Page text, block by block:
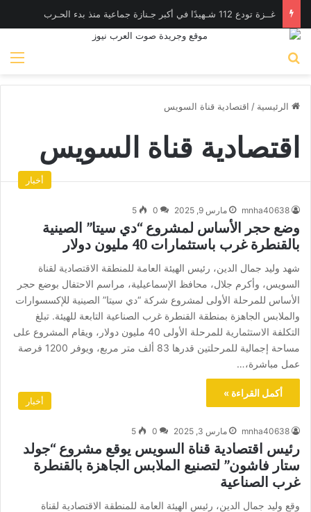
غــزة تودع 112 شـهيدًا في أكبر جـنازة جماعية منذ بدء الحـرب
الرئيسية / اقتصادية قناة السويس
اقتصادية قناة السويس
أخبار
mnha40638 مارس 9, 2025 0
5
وضع حجر الأساس لمشروع “دي سيتا” الصينية
بالقنطرة غرب باستثمارات 40 مليون دولار
شهد وليد جمال الدين، رئيس الهيئة العامة للمنطقة الاقتصادية لقناة
السويس، وأكرم جلال، محافظ الإسماعيلية، مراسم الاحتفال بوضع حجر
الأساس للمرحلة الأولى لمشروع شركة “دي سيتا” الصينية للإكسسوارات
والملابس الجاهزة بمنطقة القنطرة غرب الصناعية التابعة للهيئة. تبلغ
التكلفة الاستثمارية للمرحلة الأولى 40 مليون دولار، ويقام المشروع على
مساحة إجمالية للمرحلتين قدرها 83 ألف متر مربع، ويوفر 1200 فرصة
عمل مباشرة،…
أكمل القراءة »
أخبار
mnha40638 مارس 3, 2025 0
5
رئيس اقتصادية قناة السويس يوقع مشروع “جولد
ستار فاشون” لتصنيع الملابس الجاهزة بالقنطرة
غرب الصناعية
وقع وليد جمال الدين، رئيس الهيئة العامة للمنطقة الاقتصادية لقناة